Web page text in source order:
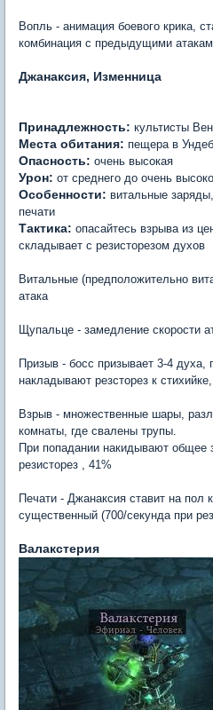
Вопль - анимация боевого крика,
комбинация с предыдущими
Джанаксия, Изменница
Принадлежность: культисты
Места обитания: пещера в
Опасность: очень высокая
Урон: от среднего до очень
Особенности: витальные
печати
Тактика: опасайтесь взрыва из
складывает с резисторезом духов
Витальные (предположительно
атака
Щупальце - замедление скорости
Призыв - босс призывает 3-4 духа,
накладывают резсторез к
Взрыв - множественные шары,
комнаты, где свалены трупы.
При попадании накидывают
резисторез , 41%
Печати - Джанаксия ставит на пол
существенный (700/секунда при
Валакстерия